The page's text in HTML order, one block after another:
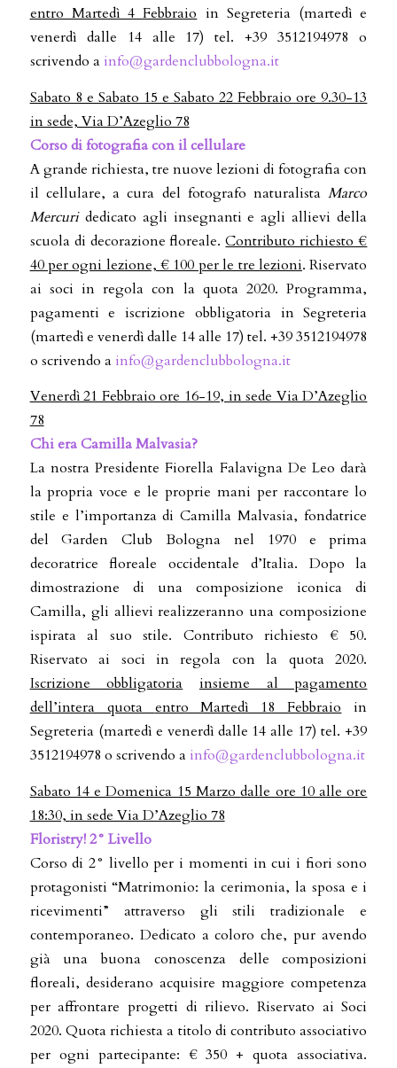
entro Martedì 4 Febbraio in Segreteria (martedì e
venerdì dalle 14 alle 17) tel. +39 3512194978 o
scrivendo a info@gardenclubbologna.it
Sabato 8 e Sabato 15 e Sabato 22 Febbraio ore 9.30-13
in sede, Via D’Azeglio 78
Corso di fotografia con il cellulare
A grande richiesta, tre nuove lezioni di fotografia con
il cellulare, a cura del fotografo naturalistaMarco
Mercuridedicato agli insegnanti e agli allievi della
scuola di decorazione floreale.Contributo richiesto €
40 per ogni lezione, € 100 per le tre lezioni. Riservato
ai soci in regola con la quota 2020. Programma,
pagamenti e iscrizione obbligatoria in Segreteria
(martedì e venerdì dalle 14 alle 17) tel. +39 3512194978
o scrivendo a info@gardenclubbologna.it
Venerdì 21 Febbraio ore 16-19, in sede Via D’Azeglio
78
Chi era Camilla Malvasia?
La nostra Presidente Fiorella Falavigna De Leo darà
la propria voce e le proprie mani per raccontare lo
stile e l’importanza di Camilla Malvasia, fondatrice
del Garden Club Bologna nel 1970 e prima
decoratrice floreale occidentale d’Italia. Dopo la
dimostrazione di una composizione iconica di
Camilla, gli allievi realizzeranno una composizione
ispirata al suo stile. Contributo richiesto € 50.
Riservato ai soci in regola con la quota 2020.
Iscrizione obbligatoria
insieme al pagamento
dell’intera quota entro Martedì 18 Febbraio in
Segreteria (martedì e venerdì dalle 14 alle 17) tel. +39
3512194978 o scrivendo a info@gardenclubbologna.it
Sabato 14 e Domenica 15 Marzodalle ore 10 alle ore
18:30, in sede Via D’Azeglio 78
Floristry! 2° Livello
Corso di 2° livello per i momenti in cui i fiori sono
protagonisti “Matrimonio: la cerimonia, la sposa e i
ricevimenti” attraverso gli stili tradizionale e
contemporaneo. Dedicato a coloro che, pur avendo
già una buona conoscenza delle composizioni
floreali, desiderano acquisire maggiore competenza
per affrontare progetti di rilievo. Riservato ai Soci
2020. Quota richiesta a titolo di contributo associativo
per ogni partecipante: € 350 + quota associativa.